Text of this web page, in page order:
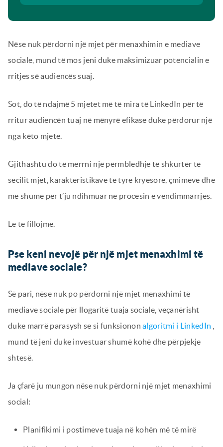
Nëse nuk përdorni një mjet për menaxhimin e mediave
sociale, mund të mos jeni duke maksimizuar potencialin e
rritjes së audiencës suaj.
Sot, do të ndajmë 5 mjetet më të mira të LinkedIn për të
rritur audiencën tuaj në mënyrë efikase duke përdorur një
nga këto mjete.
Gjithashtu do të merrni një përmbledhje të shkurtër të
secilit mjet, karakteristikave të tyre kryesore, çmimeve dhe
më shumë për t’ju ndihmuar në procesin e vendimmarrjes.
Le të fillojmë.
Pse keni nevojë për një mjet menaxhimi të
mediave sociale?
Së pari, nëse nuk po përdorni një mjet menaxhimi të
mediave sociale për llogaritë tuaja sociale, veçanërisht
duke marrë parasysh se si funksiononalgoritmi i LinkedIn
mund të jeni duke investuar shumë kohë dhe përpjekje
shtesë.
Ja çfarë ju mungon nëse nuk përdorni një mjet menaxhimi
social:
Planifikimi i postimeve tuaja në kohën më të mirë